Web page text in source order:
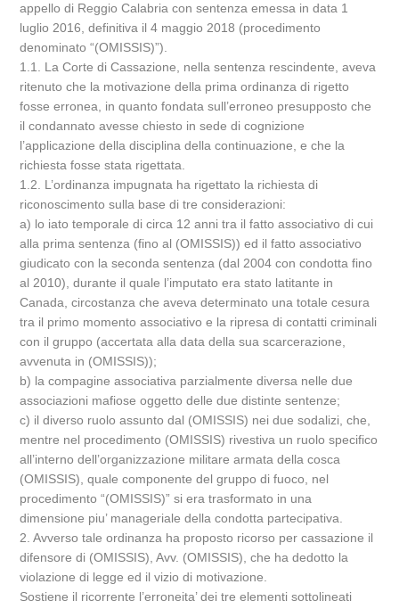
appello di Reggio Calabria con sentenza emessa in data 1
luglio 2016, definitiva il 4 maggio 2018 (procedimento
denominato “(OMISSIS)”).
1.1. La Corte di Cassazione, nella sentenza rescindente, aveva
ritenuto che la motivazione della prima ordinanza di rigetto
fosse erronea, in quanto fondata sull’erroneo presupposto che
il condannato avesse chiesto in sede di cognizione
l’applicazione della disciplina della continuazione, e che la
richiesta fosse stata rigettata.
1.2. L’ordinanza impugnata ha rigettato la richiesta di
riconoscimento sulla base di tre considerazioni:
a) lo iato temporale di circa 12 anni tra il fatto associativo di cui
alla prima sentenza (fino al (OMISSIS)) ed il fatto associativo
giudicato con la seconda sentenza (dal 2004 con condotta fino
al 2010), durante il quale l’imputato era stato latitante in
Canada, circostanza che aveva determinato una totale cesura
tra il primo momento associativo e la ripresa di contatti criminali
con il gruppo (accertata alla data della sua scarcerazione,
avvenuta in (OMISSIS));
b) la compagine associativa parzialmente diversa nelle due
associazioni mafiose oggetto delle due distinte sentenze;
c) il diverso ruolo assunto dal (OMISSIS) nei due sodalizi, che,
mentre nel procedimento (OMISSIS) rivestiva un ruolo specifico
all’interno dell’organizzazione militare armata della cosca
(OMISSIS), quale componente del gruppo di fuoco, nel
procedimento “(OMISSIS)” si era trasformato in una
dimensione piu’ manageriale della condotta partecipativa.
2. Avverso tale ordinanza ha proposto ricorso per cassazione il
difensore di (OMISSIS), Avv. (OMISSIS), che ha dedotto la
violazione di legge ed il vizio di motivazione.
Sostiene il ricorrente l’erroneita’ dei tre elementi sottolineati